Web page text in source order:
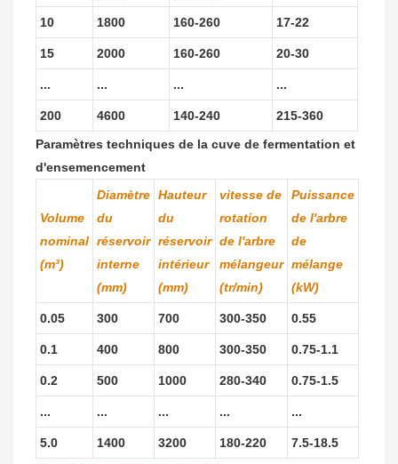
10 1800 160-260 17-22
15 2000 160-260 20-30
... ... ... ...
200 4600 140-240
215-360
Paramètres techniques de la cuve de fermentation et
d'ensemencement
Volume
nominal
(m³)
Diamètre
du
réservoir
interne
(mm)
Hauteur
du
réservoir
intérieur
(mm)
vitesse de
rotation
de l'arbre
mélangeur
(tr/min)
Puissance
de l'arbre
de
mélange
(kW)
0.05 300 700 300-350 0.55
0.1 400 800 300-350 0.75-1.1
0.2 500 1000 280-340 0.75-1.5
... ... ... ... ...
5.0 1400 3200 180-220
7.5-18.5